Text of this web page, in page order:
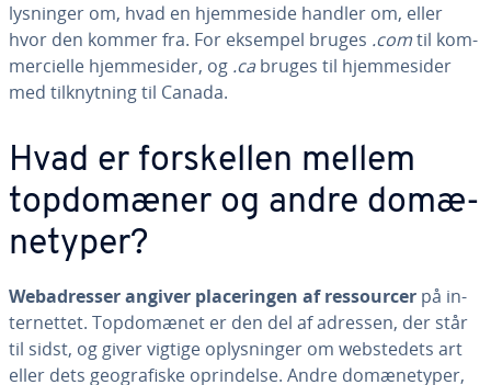
lys­nin­ger om, hvad en hjem­mesi­de handler om, eller
hvor den kommer fra. For eksempel bruges .comtil kom­
merci­el­le hjem­mesi­der, og .cabruges til hjem­mesi­der
med til­knyt­ning til Canada.
Hvad er for­skel­len mellem
top­do­mæ­ner og andre do­mæ­
ne­ty­per?
We­badres­ser angiver pla­ce­rin­gen af res­sour­cer på in­
ter­net­tet. Top­do­mæ­net er den del af adressen, der står
til sidst, og giver vigtige op­lys­nin­ger om web­s­te­dets art
eller dets geo­gra­fi­ske op­rin­del­se. Andre do­mæ­ne­ty­per,